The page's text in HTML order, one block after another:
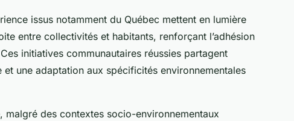
issus notamment du Québec mettent en lumière
entre collectivités et habitants, renforçant l’adhésion
initiatives communautaires réussies partagent
une adaptation aux spécificités environnementales
malgré des contextes socio-environnementaux